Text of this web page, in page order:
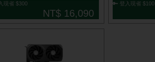
現省 $300
NT$ 16,090
🔑 登入現省 $100